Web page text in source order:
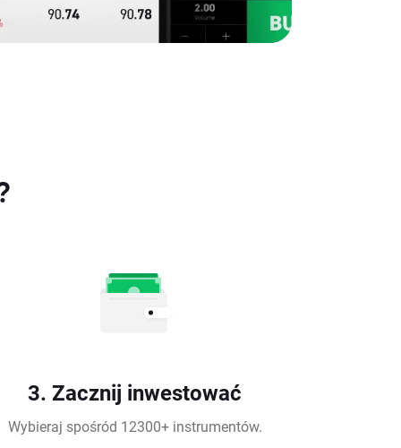
3. Zacznij inwestować
Wybieraj spośród 12300+ instrumentów.